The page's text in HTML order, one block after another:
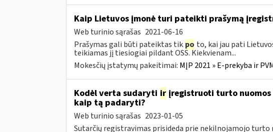
Kaip Lietuvos įmonė turi pateikti prašymą
Web turinio sąrašas 2021-06-16
Prašymas gali būti pateiktas tik po to, kai jau pati
teikiamas jį tiesiogiai pildant OSS. Kiekvienam...
Mokesčių įstatymų pakeitimai: MĮP 2021 » E-prekyba ir
Kodėl verta sudaryti irįregistruoti turto nuomos
kaip tą padaryti?
Web turinio sąrašas 2023-01-05
Sutarčių registravimas prisideda prie nekilnojamojo